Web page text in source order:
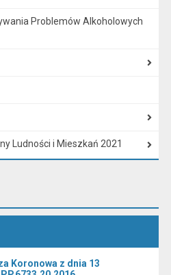
Problemów Alkoholowych
Ludności i Mieszkań 2021
Koronowa z dnia 13